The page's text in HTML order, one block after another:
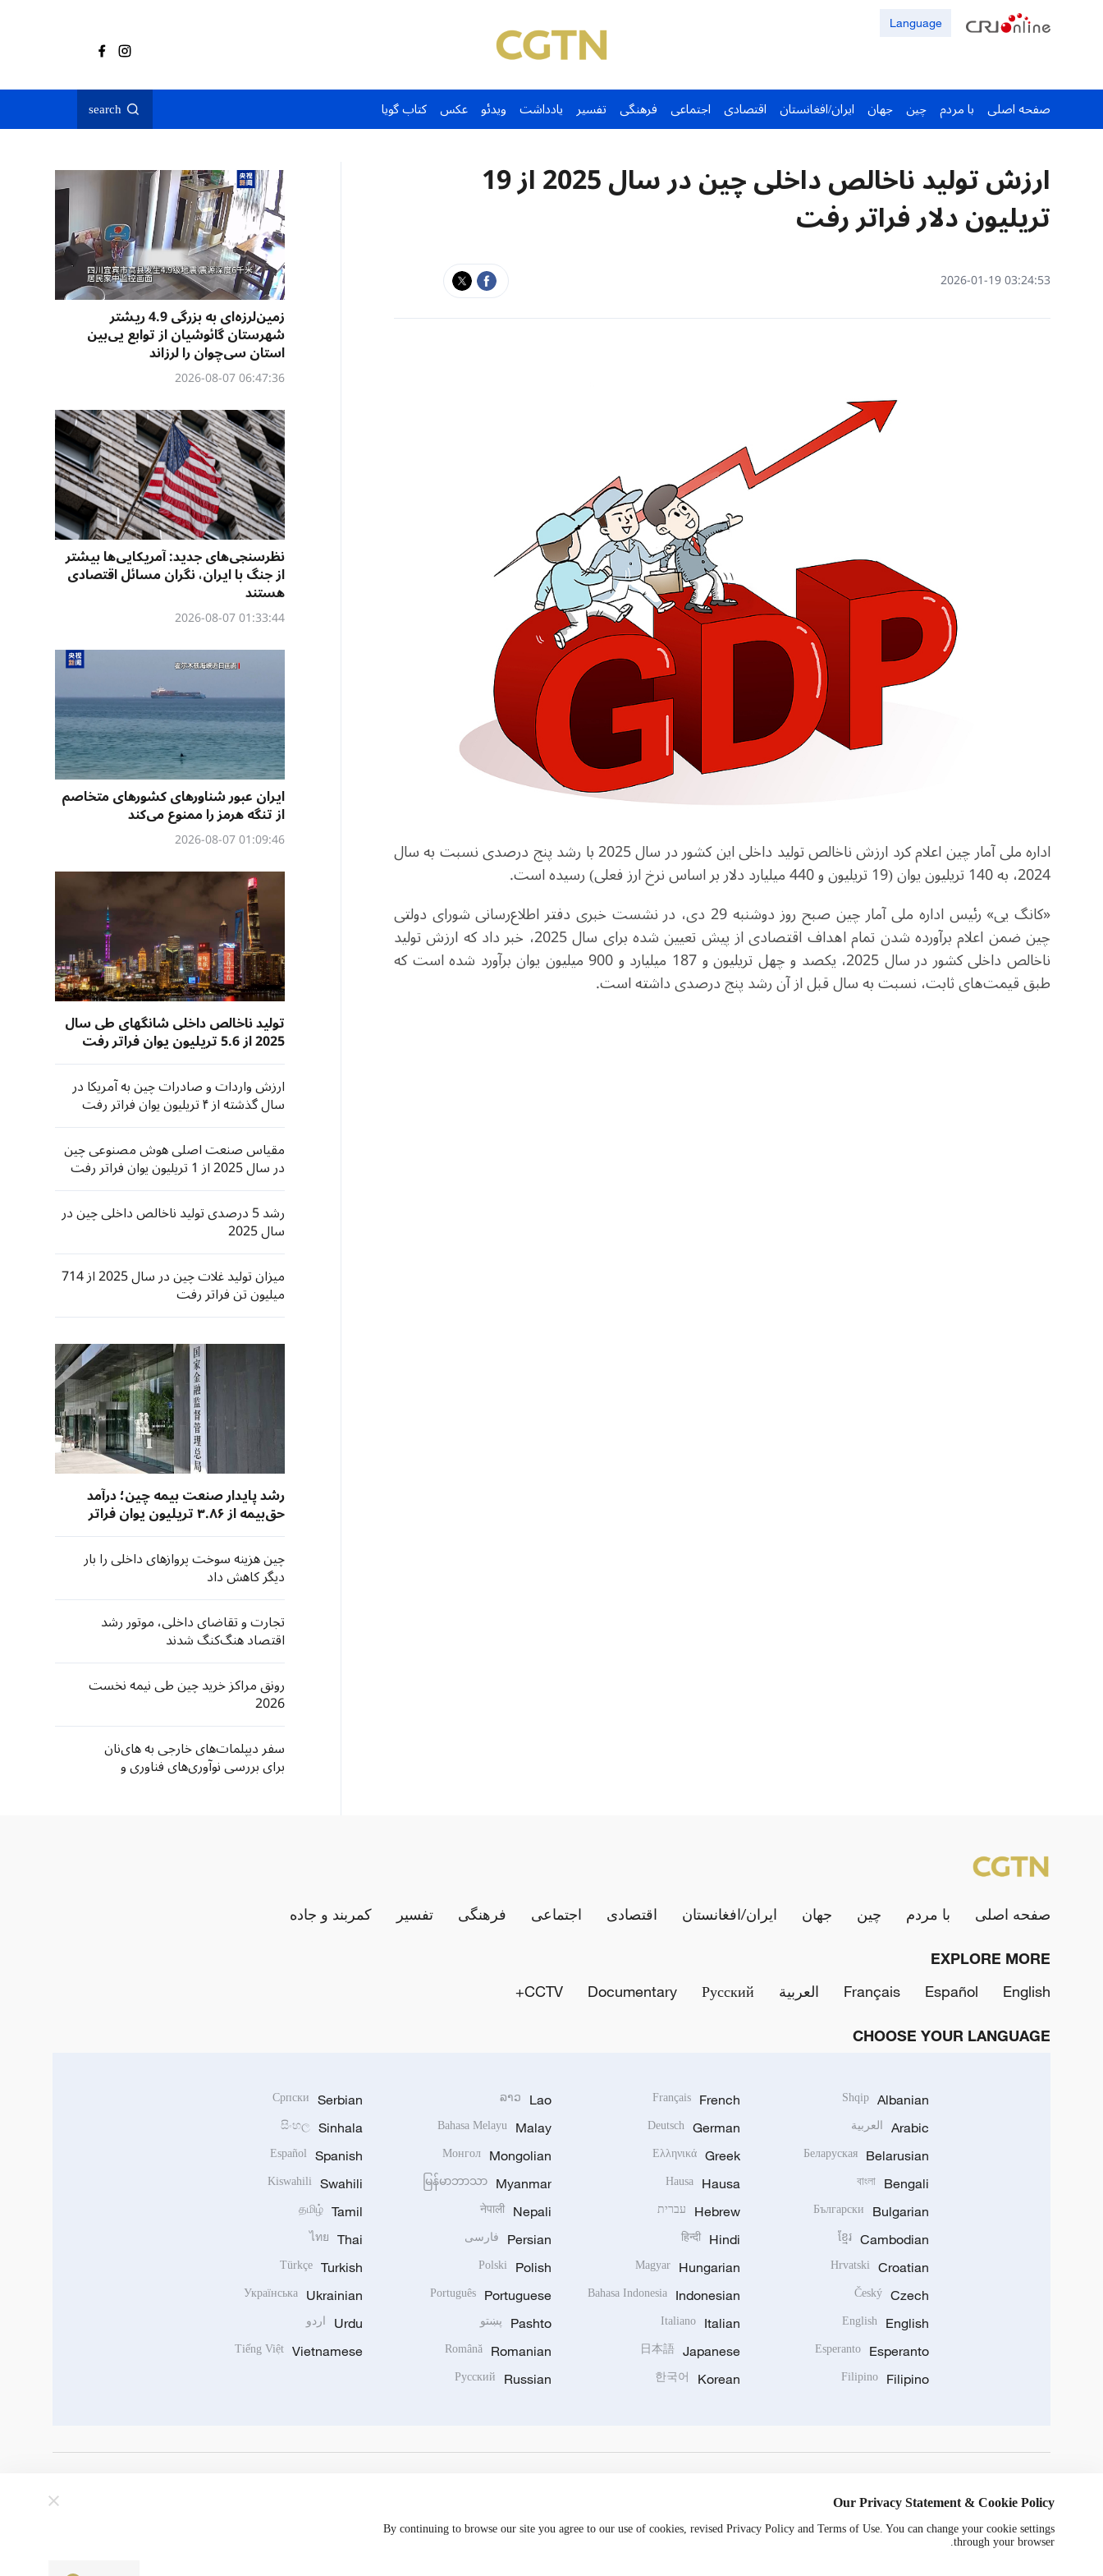
Language
صفحه اصلی با مردم چین جهان ایران/افغانستان اقتصادی اجتماعی فرهنگی تفسیر یادداشت ویدئو عکس کتاب گویا search
ارزش تولید ناخالص داخلی چین در سال 2025 از 19
تریلیون دلار فراتر رفت
03:24:53 2026-01-19
اداره ملی آمار چین اعلام کرد ارزش ناخالص تولید داخلی این کشور در سال 2025 با رشد پنج درصدی نسبت به سال
2024، به 140 تریلیون یوان (19 تریلیون و 440 میلیارد دلار بر اساس نرخ ارز فعلی) رسیده است.
«کانگ یی» رئیس اداره ملی آمار چین صبح روز دوشنبه 29 دی، در نشست خبری دفتر اطلاع‌رسانی شورای دولتی
چین ضمن اعلام برآورده شدن تمام اهداف اقتصادی از پیش تعیین شده برای سال 2025، خبر داد که ارزش تولید
ناخالص داخلی کشور در سال 2025، یکصد و چهل تریلیون و 187 میلیارد و 900 میلیون یوان برآورد شده است که
طبق قیمت‌های ثابت، نسبت به سال قبل از آن رشد پنج درصدی داشته است.
زمین‌لرزه‌ای به بزرگی 4.9 ریشتر
شهرستان گائوشیان از توابع یی‌بین
استان سی‌چوان را لرزاند
06:47:36 2026-08-07
نظرسنجی‌‌های جدید: آمریکایی‌ها بیشتر
از جنگ با ایران، نگران مسائل اقتصادی
هستند
01:33:44 2026-08-07
ایران عبور شناورهای کشورهای متخاصم
از تنگه هرمز را ممنوع می‌کند
01:09:46 2026-08-07
تولید ناخالص داخلی شانگهای طی سال
2025 از 5.6 تریلیون یوان فراتر رفت
ارزش واردات و صادرات چین به آمریکا در
سال گذشته از ۴ تریلیون یوان فراتر رفت
مقیاس صنعت اصلی هوش مصنوعی چین
در سال 2025 از 1 تریلیون یوان فراتر رفت
رشد 5 درصدی تولید ناخالص داخلی چین در
سال 2025
میزان تولید غلات چین در سال 2025 از 714
میلیون تن فراتر رفت
رشد پایدار صنعت بیمه چین؛ درآمد
حق‌بیمه از ۳.۸۶ تریلیون یوان فراتر
رفت
چین هزینه سوخت پروازهای داخلی را بار
دیگر کاهش داد
تجارت و تقاضای داخلی، موتور رشد
اقتصاد هنگ‌کنگ شدند
رونق مراکز خرید چین طی نیمه نخست
2026
سفر دیپلمات‌های خارجی به های‌نان
برای بررسی نوآوری‌های فناوری و
صفحه اصلی با مردم چین جهان ایران/افغانستان اقتصادی اجتماعی فرهنگی تفسیر کمربند و جاده
EXPLORE MORE
English
Español
Français العربية Русский
Documentary
CCTV+
CHOOSE YOUR LANGUAGE
Albanian
Shqip
Arabic العربية
Belarusian
Беларуская
Bengali
বাংলা
Bulgarian
Български
Cambodian
ខ្មែរ
Croatian
Hrvatski
Czech
Český
English
English
Esperanto
Esperanto
Filipino
Filipino
French
Français
German
Deutsch
Greek
Ελληνικά
Hausa
Hausa
Hebrew עברית
Hindi
हिन्दी
Hungarian
Magyar
Indonesian
Bahasa Indonesia
Italian
Italiano
Japanese
日本語
Korean
한국어
Lao
ລາວ
Malay
Bahasa Melayu
Mongolian
Монгол
Myanmar
မြန်မာဘာသာ
Nepali
नेपाली
Persian فارسی
Polish
Polski
Portuguese
Português
Pashto پښتو
Romanian
Română
Russian
Русский
Serbian
Српски
Sinhala
සිංහල
Spanish
Español
Swahili
Kiswahili
Tamil
தமிழ்
Thai
ไทย
Turkish
Türkçe
Ukrainian
Українська
Urdu اردو
Vietnamese
Tiếng Việt
Our Privacy Statement & Cookie Policy
By continuing to browse our site you agree to our use of cookies, revised Privacy Policy and Terms of Use. You can change your cookie settings
through your browser.